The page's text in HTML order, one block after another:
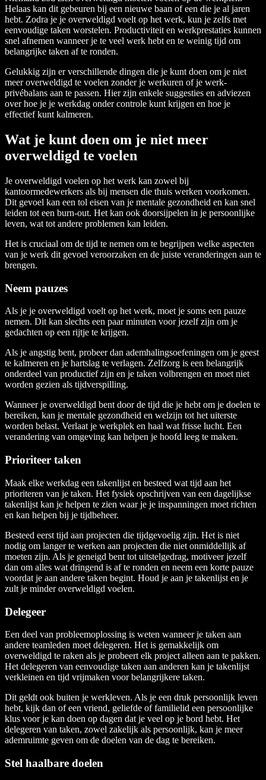
Helaas kan dit gebeuren bij een nieuwe baan of een die je al jaren
hebt. Zodra je je overweldigd voelt op het werk, kun je zelfs met
eenvoudige taken worstelen. Productiviteit en werkprestaties kunnen
snel afnemen wanneer je te veel werk hebt en te weinig tijd om
belangrijke taken af te ronden.
Gelukkig zijn er verschillende dingen die je kunt doen om je niet
meer overweldigd te voelen zonder je werkuren of je werk-
privébalans aan te passen. Hier zijn enkele suggesties en adviezen
over hoe je je werkdag onder controle kunt krijgen en hoe je
effectief kunt kalmeren.
Wat je kunt doen om je niet meer
overweldigd te voelen
Je overweldigd voelen op het werk kan zowel bij
kantoormedewerkers als bij mensen die thuis werken voorkomen.
Dit gevoel kan een tol eisen van je mentale gezondheid en kan snel
leiden tot een burn-out. Het kan ook doorsijpelen in je persoonlijke
leven, wat tot andere problemen kan leiden.
Het is cruciaal om de tijd te nemen om te begrijpen welke aspecten
van je werk dit gevoel veroorzaken en de juiste veranderingen aan te
brengen.
Neem pauzes
Als je je overweldigd voelt op het werk, moet je soms een pauze
nemen. Dit kan slechts een paar minuten voor jezelf zijn om je
gedachten op een rijtje te krijgen.
Als je angstig bent, probeer dan ademhalingsoefeningen om je geest
te kalmeren en je hartslag te verlagen. Zelfzorg is een belangrijk
onderdeel van productief zijn en je taken volbrengen en moet niet
worden gezien als tijdverspilling.
Wanneer je overweldigd bent door de tijd die je hebt om je doelen te
bereiken, kan je mentale gezondheid en welzijn tot het uiterste
worden belast. Verlaat je werkplek en haal wat frisse lucht. Een
verandering van omgeving kan helpen je hoofd leeg te maken.
Prioriteer taken
Maak elke werkdag een takenlijst en besteed wat tijd aan het
prioriteren van je taken. Het fysiek opschrijven van een dagelijkse
takenlijst kan je helpen te zien waar je je inspanningen moet richten
en kan helpen bij je tijdbeheer.
Besteed eerst tijd aan projecten die tijdgevoelig zijn. Het is niet
nodig om langer te werken aan projecten die niet onmiddellijk af
moeten zijn. Als je geneigd bent tot uitstelgedrag, motiveer jezelf
dan om alles wat dringend is af te ronden en neem een korte pauze
voordat je aan andere taken begint. Houd je aan je takenlijst en je
zult je minder overweldigd voelen.
Delegeer
Een deel van probleemoplossing is weten wanneer je taken aan
andere teamleden moet delegeren. Het is gemakkelijk om
overweldigd te raken als je probeert elk project alleen aan te pakken.
Het delegeren van eenvoudige taken aan anderen kan je takenlijst
verkleinen en tijd vrijmaken voor belangrijkere taken.
Dit geldt ook buiten je werkleven. Als je een druk persoonlijk leven
hebt, kijk dan of een vriend, geliefde of familielid een persoonlijke
klus voor je kan doen op dagen dat je veel op je bord hebt. Het
delegeren van taken, zowel zakelijk als persoonlijk, kan je meer
ademruimte geven om de doelen van de dag te bereiken.
Stel haalbare doelen